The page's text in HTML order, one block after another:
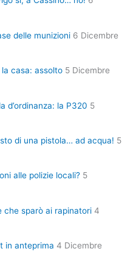
delle munizioni 6 Dicembre
casa: assolto 5 Dicembre
d’ordinanza: la P320 5
di una pistola… ad acqua! 5
alle polizie locali? 5
che sparò ai rapinatori 4
in anteprima 4 Dicembre